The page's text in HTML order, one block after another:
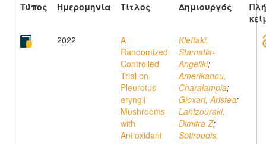
Τύπος
Ημερομηνία Τίτλος Δημιουργός
2022
A
Randomized
Controlled
Trial on
Pleurotus
eryngii
Mushrooms
with
Antioxidant
Kleftaki,
Stamatia-
Angeliki;
Amerikanou,
Charalampia;
Gioxari, Aristea;
Lantzouraki,
Dimitra Z;
Sotiroudis,